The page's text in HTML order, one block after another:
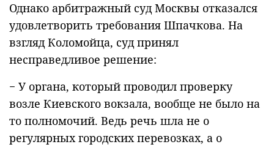
Однако арбитражный суд Москвы отказался
удовлетворить требования Шпачкова. На
взгляд Коломойца, суд принял
несправедливое решение:
− У органа, который проводил проверку
возле Киевского вокзала, вообще не было на
то полномочий. Ведь речь шла не о
регулярных городских перевозках, а о